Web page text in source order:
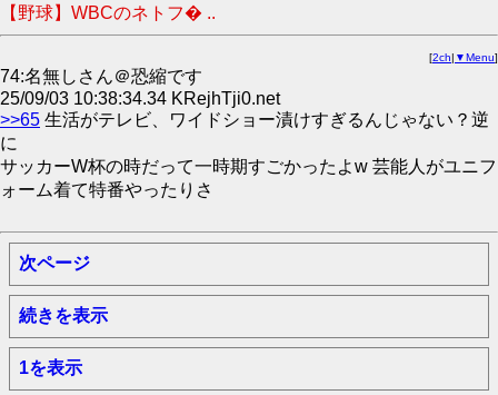
【野球】WBCのネトフ� ..
[2ch| ▼Menu]
74:名無しさん＠恐縮です
25/09/03 10:38:34.34 KRejhTji0.net
>>65 生活がテレビ、ワイドショー漬けすぎるんじゃない？逆
に
サッカーW杯の時だって一時期すごかったよw 芸能人がユニフ
ォーム着て特番やったりさ
次ページ
続きを表示
1を表示